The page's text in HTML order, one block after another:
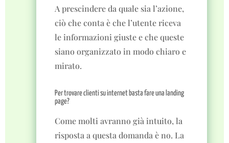
A prescindere da quale sia l’azione,
ciò che conta è che l’utente riceva
le informazioni giuste e che queste
siano organizzato in modo chiaro e
mirato.
Per trovare clienti su internet basta fare una landing
page?
Come molti avranno già intuito, la
risposta a questa domanda è no. La